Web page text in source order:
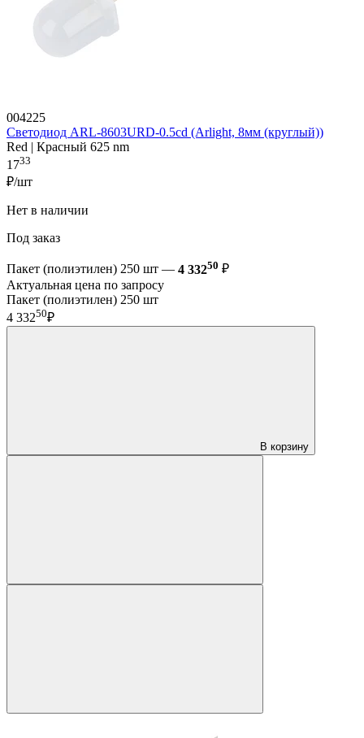
004225
Светодиод ARL-8603URD-0.5cd (Arlight, 8мм (круглый))
Red | Красный 625 nm
1733
₽/шт
Нет в наличии
Под заказ
Пакет (полиэтилен) 250 шт — 4 33250 ₽
Актуальная цена по запросу
Пакет (полиэтилен) 250 шт
4 33250₽
В корзину